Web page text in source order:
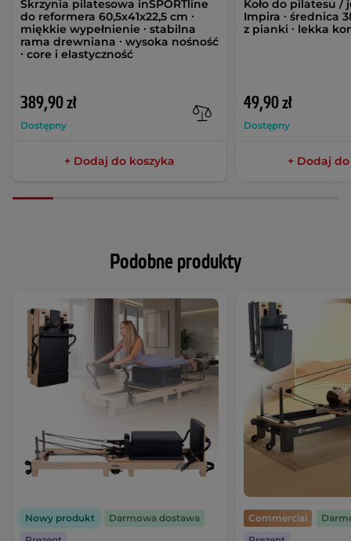
Skrzynia pilatesowa inSPORTline
do reformera 60,5x41x22,5 cm ∙
miękkie wypełnienie ∙ stabilna
rama drewniana ∙ wysoka nośność
∙ core i elastyczność
389,90 zł
Dostępny
+ Dodaj do koszyka
Koło do pilatesu /
Impira ∙ średnica
z pianki ∙ lekka
49,90 zł
Dostępny
+ Dodaj
Podobne produkty
Nowy produkt
Darmowa dostawa
Commercial